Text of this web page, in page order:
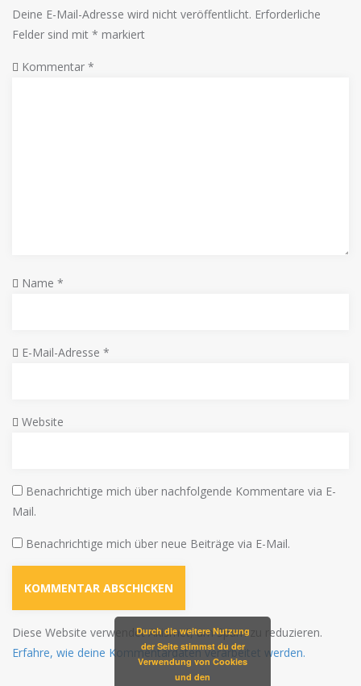
Deine E-Mail-Adresse wird nicht veröffentlicht. Erforderliche
Felder sind mit * markiert
Kommentar *
Name *
E-Mail-Adresse *
Website
Benachrichtige mich über nachfolgende Kommentare via E-
Mail.
Benachrichtige mich über neue Beiträge via E-Mail.
Diese Website verwendet Akismet, um Spam zu reduzieren.
Erfahre, wie deine Kommentardaten verarbeitet werden.
Durch die weitere Nutzung
der Seite stimmst du der
Verwendung von Cookies
und den